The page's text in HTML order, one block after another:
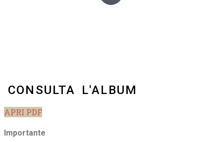
CONSULTA L'ALBUM
APRI PDF
Importante